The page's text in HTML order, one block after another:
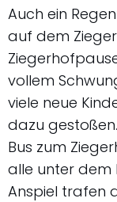
Auch ein
auf dem
vollem
viele neue
dazu
Bus zum
alle unter dem
Anspiel trafen